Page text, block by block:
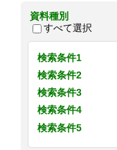
資料種別
すべて選択
検索条件1
検索条件2
検索条件3
検索条件4
検索条件5